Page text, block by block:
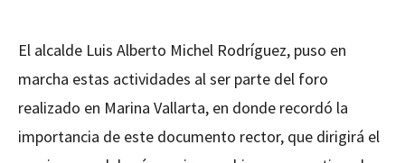
El alcalde Luis Alberto Michel Rodríguez, puso en
marcha estas actividades al ser parte del foro
realizado en Marina Vallarta, en donde recordó la
importancia de este documento rector, que dirigirá el